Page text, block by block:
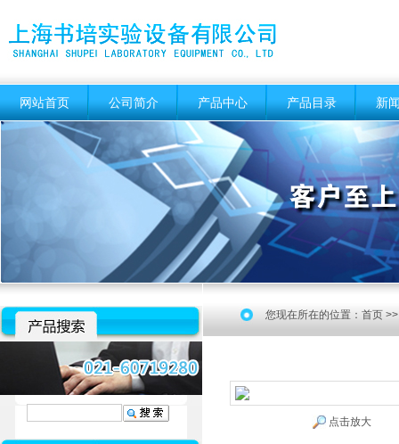
网站首页 公司简介 产品中心 产品目录 新
您现在所在的位置： 首页
点击放大